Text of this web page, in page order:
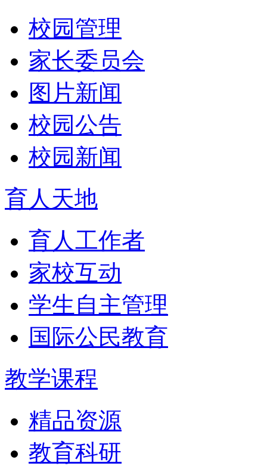
校园管理
家长委员会
图片新闻
校园公告
校园新闻
育人天地
育人工作者
家校互动
学生自主管理
国际公民教育
教学课程
精品资源
教育科研